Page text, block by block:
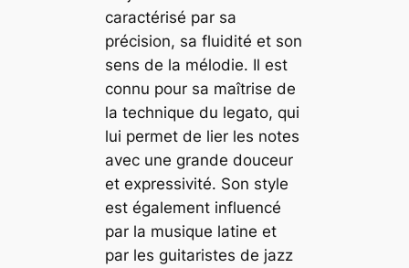
caractérisé par sa
précision, sa fluidité et son
sens de la mélodie. Il est
connu pour sa maîtrise de
la technique du legato, qui
lui permet de lier les notes
avec une grande douceur
et expressivité. Son style
est également influencé
par la musique latine et
par les guitaristes de jazz